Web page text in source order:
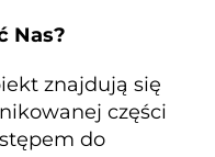
Nas?
znajdują się
części
do